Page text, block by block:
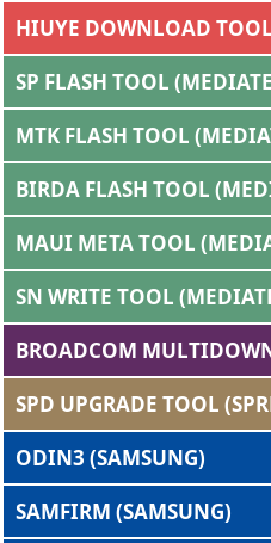
HIUYE DOWNLOAD
SP FLASH TOOL
MTK FLASH TOOL
BIRDA FLASH TOOL
MAUI META TOOL
SN WRITE TOOL
BROADCOM
SPD UPGRADE TOOL
ODIN3 (SAMSUNG)
SAMFIRM (SAMSUNG)